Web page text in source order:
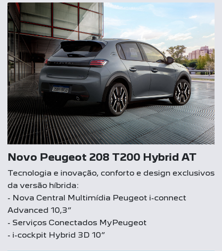
Novo Peugeot 208 T200 Hybrid AT
Tecnologia e inovação, conforto e design exclusivos
da versão híbrida:
- Nova Central Multimídia Peugeot i-connect
Advanced 10,3”
- Serviços Conectados MyPeugeot
- i-cockpit Hybrid 3D 10”